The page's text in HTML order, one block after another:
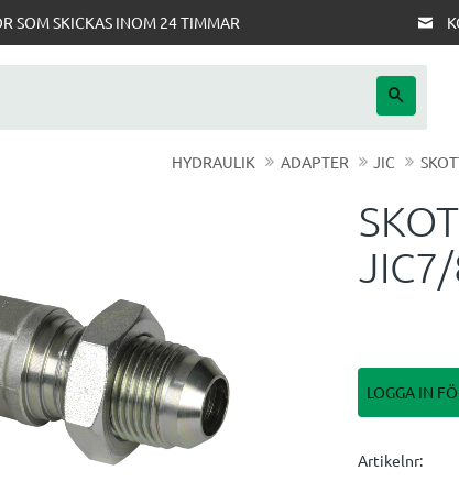
SOM SKICKAS INOM 24 TIMMAR
HYDRAULIK ADAPTER JIC
LOGGA IN
Artikelnr